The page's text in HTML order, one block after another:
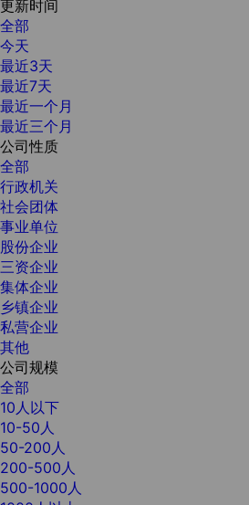
更新时间
全部
今天
最近3天
最近7天
最近一个月
最近三个月
公司性质
全部
行政机关
社会团体
事业单位
股份企业
三资企业
集体企业
乡镇企业
私营企业
其他
公司规模
全部
10人以下
10-50人
50-200人
200-500人
500-1000人